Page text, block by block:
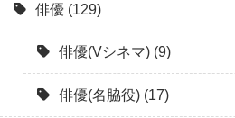
俳優 (129)
俳優(Vシネマ) (9)
俳優(名脇役) (17)